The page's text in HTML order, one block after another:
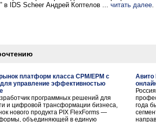
в IDS Scheer Андрей Коптелов ... читать далее.
платформ класса CPM/EPM с
управление эффективностью
программных решений для
и цифровой трансформации бизнеса,
нового продукта PIX FlexForms —
объединяющей в единую
Авито
года